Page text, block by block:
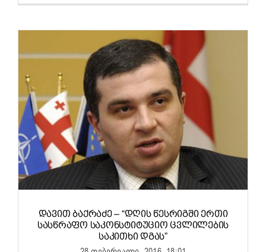
ᲓᲐᲕᲘᲗ ᲑᲐᲥᲠᲐᲫᲔ – “ᲓᲦᲘᲡ ᲬᲔᲡᲠᲘᲒᲨᲘ ᲔᲠᲗᲘ
ᲡᲐᲡᲬᲠᲐᲤᲝ ᲡᲐᲙᲝᲜᲡᲢᲘᲢᲣᲪᲘᲝ ᲪᲕᲚᲘᲚᲔᲑᲘᲡ
ᲡᲐᲙᲘᲗᲮᲘ ᲓᲒᲐᲡ”